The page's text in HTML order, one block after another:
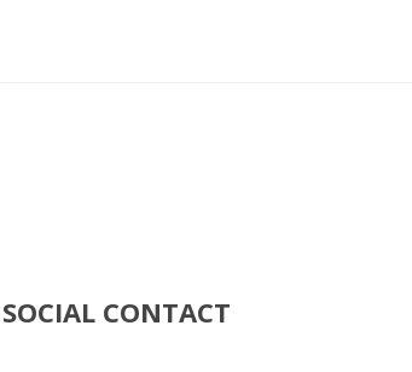
SOCIAL CONTACT